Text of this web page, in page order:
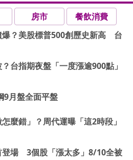
房市
餐飲消費
爆？美股標普500創歷史新高 台
台指期夜盤「一度漲逾900點」
9月盤全面平盤
麼錯」？周代運曝「這2時段」
登場 3個股「漲太多」8/10全被